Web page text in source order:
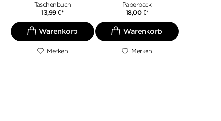
Taschenbuch
13,99€*
Merken
Paperback
18,00 €*
Merken